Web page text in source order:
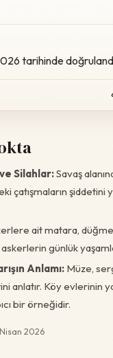
tarihinde
Silahlar:Savaş
çatışmaların şiddetini
ait matara,
günlük
Anlamı: Müze,
anlatır. Köy evlerinin
bir örneğidir.
2026